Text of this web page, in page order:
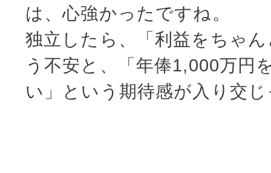
は、心強かったですね。
独立したら、「利益をちゃ
う不安と、「年俸1,000万円
い」という期待感が入り交